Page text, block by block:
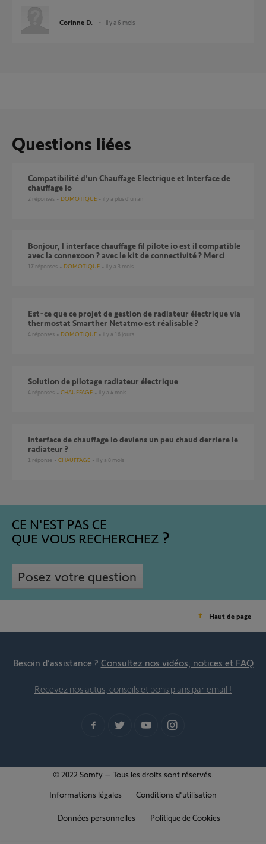
Corinne D. il y a 6 mois
Questions liées
Compatibilité d'un Chauffage Electrique et Interface de
chauffage io
2 réponses DOMOTIQUE il y a plus d'un an
bonjour, l interface chauffage fil pilote io est il compatible
avec la connexoon ? avec le kit de connectivité ? Merci
17 réponses DOMOTIQUE il y a 3 mois
Est-ce que ce projet de gestion de radiateur électrique via
thermostat Smarther Netatmo est réalisable ?
4 réponses DOMOTIQUE il y a 16 jours
Solution de pilotage radiateur électrique
4 réponses CHAUFFAGE il y a 4 mois
Interface de chauffage io deviens un peu chaud derriere le
radiateur ?
1 réponse CHAUFFAGE il y a 8 mois
CE N'EST PAS CE
QUE VOUS RECHERCHEZ
Posez votre question
Haut de page
Besoin d’assistance ? Consultez nos vidéos, notices et FAQ
Recevez nos actus, conseils et bons plans par email !
© 2022 Somfy – Tous les droits sont réservés.
Informations légales
Conditions d'utilisation
Données personnelles Politique de Cookies